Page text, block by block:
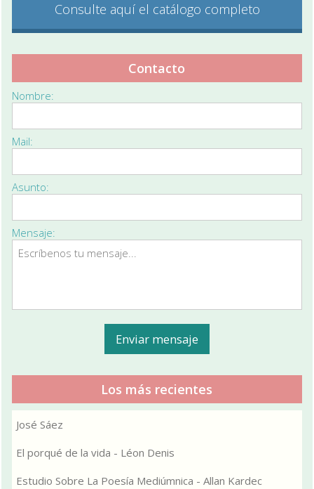
Consulte aquí el catálogo completo
Contacto
Nombre:
Mail:
Asunto:
Mensaje:
Los más recientes
José Sáez
El porqué de la vida - Léon Denis
Estudio Sobre La Poesía Mediúmnica - Allan Kardec